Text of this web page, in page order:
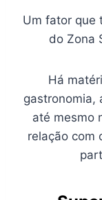
Um fator que
do Zona
Há
gastronomia,
até mesmo
relação com